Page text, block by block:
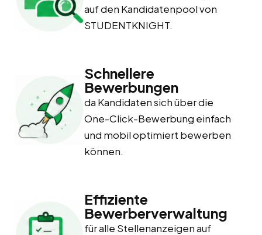
auf den Kandidatenpool von
STUDENTKNIGHT.
Schnellere
Bewerbungen
da Kandidaten sich über die
One-Click-Bewerbung einfach
und mobil optimiert bewerben
können.
Effiziente
Bewerberverwaltung
für alle Stellenanzeigen auf